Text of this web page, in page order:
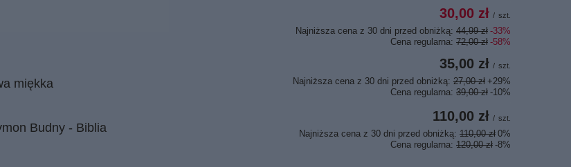
30,00 zł / szt.
Najniższa cena z 30 dni przed obniżką: 44,99 zł -33%
Cena regularna: 72,00 zł -58%
miękka
35,00 zł / szt.
Najniższa cena z 30 dni przed obniżką: 27,00 zł +29%
Cena regularna: 39,00 zł -10%
Budny - Biblia
110,00 zł / szt.
Najniższa cena z 30 dni przed obniżką: 110,00 zł 0%
Cena regularna: 120,00 zł -8%